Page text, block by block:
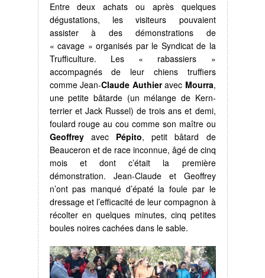
Entre deux achats ou après quelques
dégustations, les visiteurs pouvaient
assister à des démonstrations de
« cavage » organisés par le Syndicat de la
Trufficulture. Les « rabassiers »
accompagnés de leur chiens truffiers
comme Jean-Claude Authieravec Mourra,
une petite bâtarde (un mélange de Kern-
terrier et Jack Russel) de trois ans et demi,
foulard rouge au cou comme son maître ou
Geoffreyavec Pépito, petit bâtard de
Beauceron et de race inconnue, âgé de cinq
mois et dont c’était la première
démonstration. Jean-Claude et Geoffrey
n’ont pas manqué d’épaté la foule par le
dressage et l’efficacité de leur compagnon à
récolter en quelques minutes, cinq petites
boules noires cachées dans le sable.